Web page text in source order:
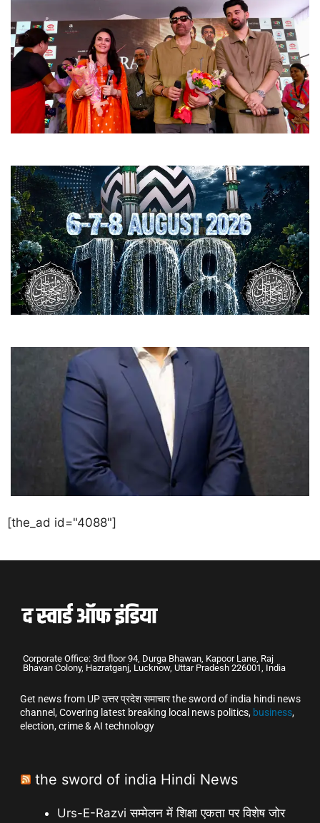
[the_ad id="4088"]
Corporate Office: 3rd floor 94, Durga Bhawan, Kapoor Lane, Raj
Bhavan Colony, Hazratganj, Lucknow, Uttar Pradesh 226001, India
Get news from UP उत्तर प्रदेश समाचार the sword of india hindi news
channel, Covering latest breaking local news politics, business,
election, crime & AI technology
the sword of india Hindi News
Urs-E-Razvi सम्मेलन में शिक्षा एकता पर विशेष जोर